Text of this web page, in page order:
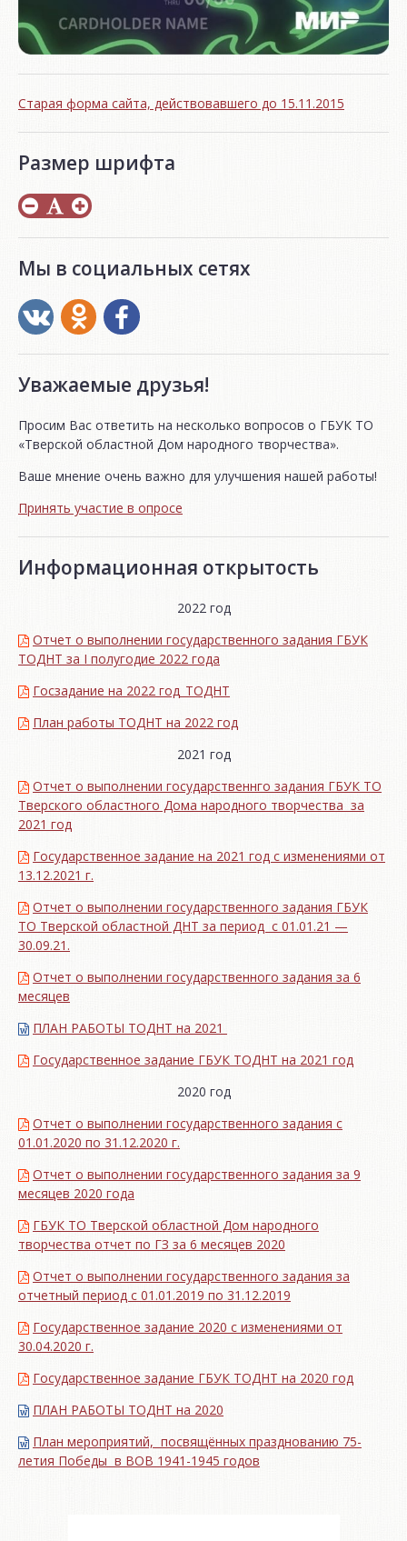
Старая форма сайта, действовавшего до 15.11.2015
Размер шрифта
Мы в социальных сетях
Уважаемые друзья!
Просим Вас ответить на несколько вопросов о ГБУК ТО
«Тверской областной Дом народного творчества».
Ваше мнение очень важно для улучшения нашей работы!
Принять участие в опросе
Информационная открытость
2022 год
Отчет о выполнении государственного задания ГБУК
ТОДНТ за I полугодие 2022 года
Госзадание на 2022 год_ТОДНТ
План работы ТОДНТ на 2022 год
2021 год
Отчет о выполнении государственнго задания ГБУК ТО
Тверского областного Дома народного творчества за
2021 год
Государственное задание на 2021 год с изменениями от
13.12.2021 г.
Отчет о выполнении государственного задания ГБУК
ТО Тверской областной ДНТ за период с 01.01.21 —
30.09.21.
Отчет о выполнении государственного задания за 6
месяцев
ПЛАН РАБОТЫ ТОДНТ на 2021
Государственное задание ГБУК ТОДНТ на 2021 год
2020 год
Отчет о выполнении государственного задания с
01.01.2020 по 31.12.2020 г.
Отчет о выполнении государственного задания за 9
месяцев 2020 года
ГБУК ТО Тверской областной Дом народного
творчества отчет по ГЗ за 6 месяцев 2020
Отчет о выполнении государственного задания за
отчетный период с 01.01.2019 по 31.12.2019
Государственное задание 2020 с изменениями от
30.04.2020 г.
Государственное задание ГБУК ТОДНТ на 2020 год
ПЛАН РАБОТЫ ТОДНТ на 2020
План мероприятий, посвящённых празднованию 75-
летия Победы в ВОВ 1941-1945 годов